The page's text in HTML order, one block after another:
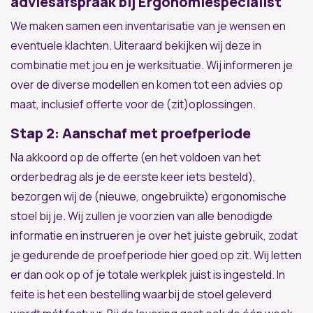
We maken samen een inventarisatie van je wensen en
eventuele klachten. Uiteraard bekijken wij deze in
combinatie met jou en je werksituatie. Wij informeren je
over de diverse modellen en komen tot een advies op
maat, inclusief offerte voor de (zit)oplossingen.
Stap 2: Aanschaf met proefperiode
Na akkoord op de offerte (en het voldoen van het
orderbedrag als je de eerste keer iets besteld),
bezorgen wij de (nieuwe, ongebruikte) ergonomische
stoel bij je. Wij zullen je voorzien van alle benodigde
informatie en instrueren je over het juiste gebruik, zodat
je gedurende de proefperiode hier goed op zit. Wij letten
er dan ook op of je totale werkplek juist is ingesteld. In
feite is het een bestelling waarbij de stoel geleverd